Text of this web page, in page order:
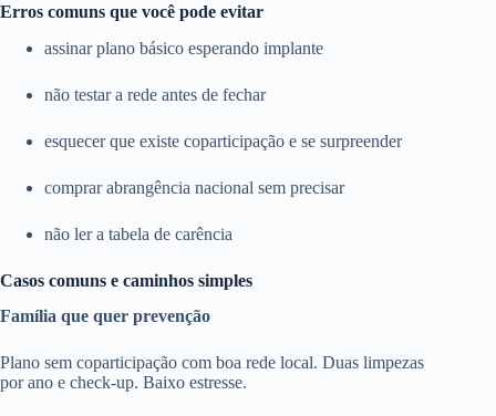
Erros comuns que você pode evitar
assinar plano básico esperando implante
não testar a rede antes de fechar
esquecer que existe coparticipação e se surpreender
comprar abrangência nacional sem precisar
não ler a tabela de carência
Casos comuns e caminhos simples
Família que quer prevenção
Plano sem coparticipação com boa rede local. Duas limpezas
por ano e check-up. Baixo estresse.